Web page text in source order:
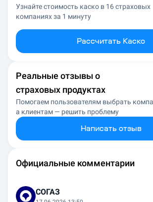
Узнайте стоимость каско в 16 страховых
компаниях за 1 минуту
Рассчитать Каско
Реальные отзывы о
страховых продуктах
Помогаем пользователям выбрать
а клиентам — решить проблему
Написать отзыв
Официальные комментарии
СОГАЗ